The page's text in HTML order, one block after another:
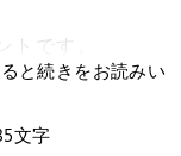
です。
と続きをお読みい
文字